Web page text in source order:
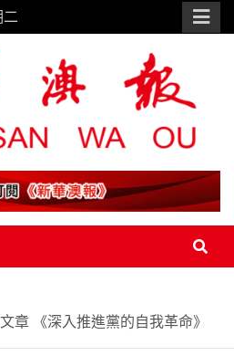
二
章 《深入推進黨的自我革命》